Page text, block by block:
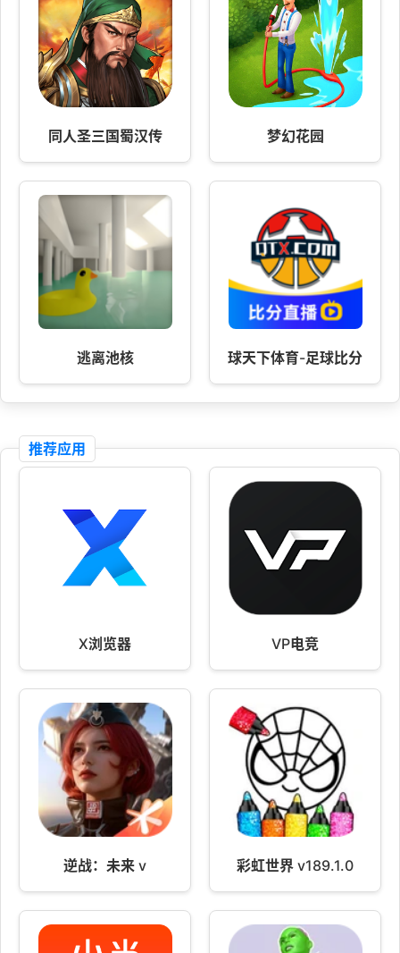
同人圣三国蜀汉传 梦幻花园
逃离池核 球天下体育-足球比分
推荐应用
X浏览器 VP电竞
逆战：未来 v 彩虹世界 v189.1.0